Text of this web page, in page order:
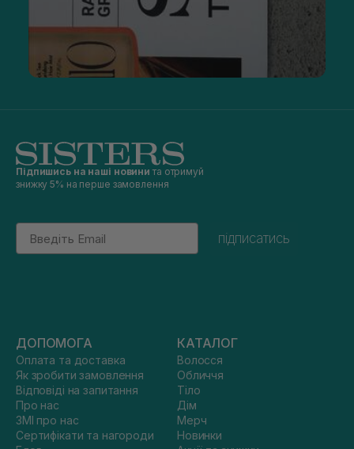
Де купити аксесуари для обличчя?
Асортимент косметичного приладдя настільки великий, що
іноді буває складно підібрати оптимальний варіант. У
каталозі магазину Sisters представлені найрізноманітніші
аксесуари для обличчя — від інструменту для нанесення
найпопулярніших корейських. Купуючи якісні аксесуари, ви
отримуєте такі переваги:
комфорт — щоденний догляд за обличчям, волоссям і
тілом стає простішим і приємнішим;
більш професійно;
економія косметики — аксесуари виконані з якісних і
натуральних матеріалів, завдяки чому збільшуються
Sisters — важливий крок на шляху до здорової доглянутої
шкіри. Замовляючи в нас будь-який косметичний виріб або
засіб, ви можете бути впевненими в оптимальному
співвідношенні ціни та якості, довговічності та
безпеки продукту.​
Підпишись на наші новини та отримуй
знижку 5% на перше замовлення
Email
підписатись
ДОПОМОГА
Оплата та доставка
Як зробити замовлення
Відповіді на запитання
Про нас
ЗМІ про нас
Сертифікати та нагороди
КАТАЛОГ
Волосся
Обличчя
Тіло
Дім
Мерч
Новинки